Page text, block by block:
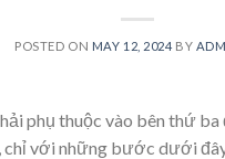
POSTED ON MAY 12, 2024 BY
phụ thuộc vào bên thứ
chỉ với những bước dưới